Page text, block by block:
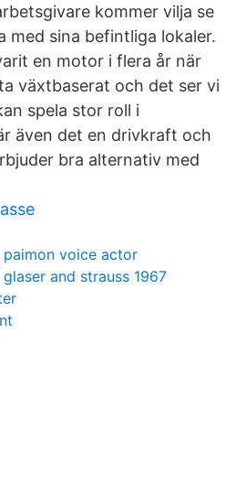
kommer vilja se
med sina befintliga lokaler.
en motor i flera år när
växtbaserat och det ser vi
spela stor roll i
även det en drivkraft och
bra alternativ med
paimon voice actor
glaser and strauss 1967